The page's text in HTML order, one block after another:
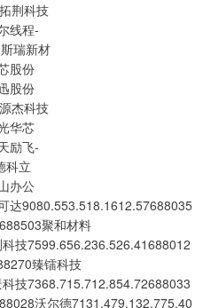
荆科技
线程-
瑞新材
股份
股份
杰科技
华芯
励飞-
科立
办公
达9080.553.518.1612.57688035
聚和材料
技7599.656.236.526.41688012
臻镭科技
技7368.715.712.854.72688033
沃尔德7131.479.132.775.40